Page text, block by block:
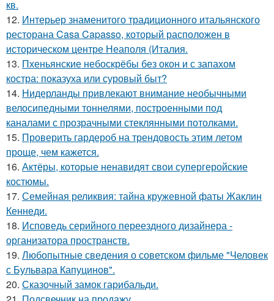
кв.
12. Интерьер знаменитого традиционного итальянского
ресторана Casa Capasso, который расположен в
историческом центре Неаполя (Италия.
13. Пхеньянские небоскрёбы без окон и с запахом
костра: показуха или суровый быт?
14. Нидерланды привлекают внимание необычными
велосипедными тоннелями, построенными под
каналами с прозрачными стеклянными потолками.
15. Проверить гардероб на трендовость этим летом
проще, чем кажется.
16. Актёры, которые ненавидят свои супергеройские
костюмы.
17. Семейная реликвия: тайна кружевной фаты Жаклин
Кеннеди.
18. Исповедь серийного переездного дизайнера -
организатора пространств.
19. Любопытные сведения о советском фильме "Человек
с Бульвара Капуцинов".
20. Сказочный замок гарибальди.